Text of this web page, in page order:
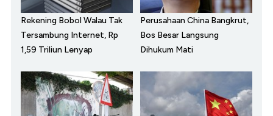
Rekening Bobol Walau Tak
Tersambung Internet, Rp
1,59 Triliun Lenyap
Perusahaan China Bangkrut,
Bos Besar Langsung
Dihukum Mati